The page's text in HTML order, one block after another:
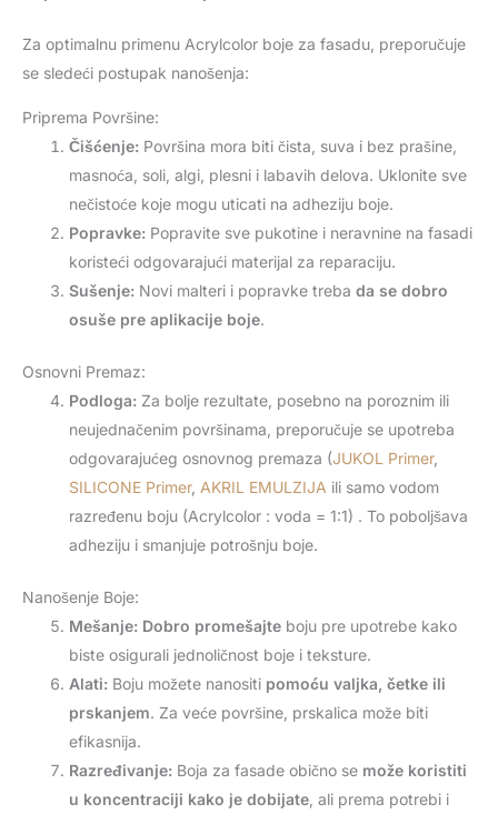
Za optimalnu primenu Acrylcolor boje za fasadu, preporučuje
se sledeći postupak nanošenja:
Priprema Površine:
Čišćenje: Površina mora biti čista, suva i bez prašine,
masnoća, soli, algi, plesni i labavih delova. Uklonite sve
nečistoće koje mogu uticati na adheziju boje.
Popravke: Popravite sve pukotine i neravnine na fasadi
koristeći odgovarajući materijal za reparaciju.
Sušenje: Novi malteri i popravke treba da se dobro
osuše pre aplikacije boje.
Osnovni Premaz:
Podloga: Za bolje rezultate, posebno na poroznim ili
neujednačenim površinama, preporučuje se upotreba
odgovarajućeg osnovnog premaza (JUKOL Primer,
SILICONE Primer, AKRIL EMULZIJA ili samo vodom
razređenu boju (Acrylcolor : voda = 1:1) . To poboljšava
adheziju i smanjuje potrošnju boje.
Nanošenje Boje:
Mešanje: Dobro promešajte boju pre upotrebe kako
biste osigurali jednoličnost boje i teksture.
Alati: Boju možete nanositi pomoću valjka, četke ili
prskanjem. Za veće površine, prskalica može biti
efikasnija.
Razređivanje: Boja za fasade obično se može koristiti
u koncentraciji kako je dobijate , ali prema potrebi i